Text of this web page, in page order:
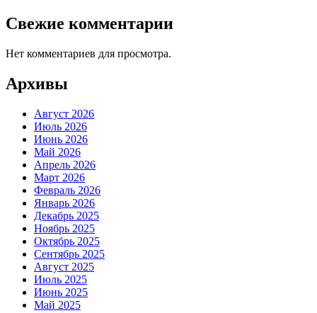
Свежие комментарии
Нет комментариев для просмотра.
Архивы
Август 2026
Июль 2026
Июнь 2026
Май 2026
Апрель 2026
Март 2026
Февраль 2026
Январь 2026
Декабрь 2025
Ноябрь 2025
Октябрь 2025
Сентябрь 2025
Август 2025
Июль 2025
Июнь 2025
Май 2025